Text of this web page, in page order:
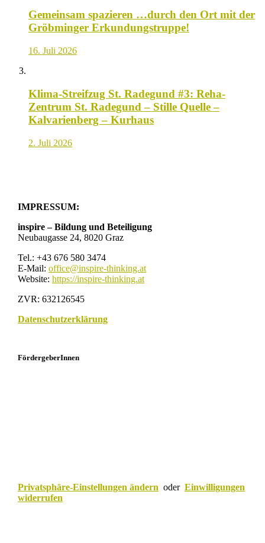
Gemeinsam spazieren …durch den Ort mit der
Gröbminger Erkundungstruppe!
16. Juli 2026
Klima-Streifzug St. Radegund #3: Reha-
Zentrum St. Radegund – Stille Quelle –
Kalvarienberg – Kurhaus
2. Juli 2026
IMPRESSUM:
inspire – Bildung und Beteiligung
Neubaugasse 24, 8020 Graz
Tel.: +43 676 580 3474
E-Mail: office@inspire-thinking.at
Website: https://inspire-thinking.at
ZVR: 632126545
Datenschutzerklärung
FördergeberInnen
Privatsphäre-Einstellungen ändern oder Einwilligungen
widerrufen